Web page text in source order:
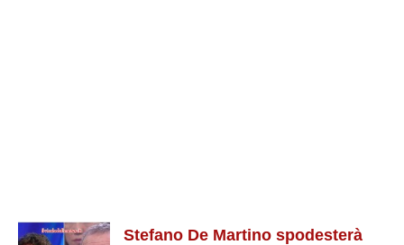
Stefano De Martino spodesterà